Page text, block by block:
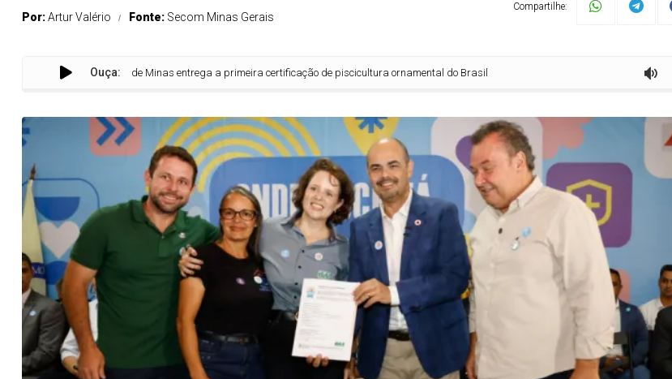
Por:Artur Valério Fonte: Secom Minas Gerais
Compartilhe:
Ouça:
Governo de Minas entrega a primeira certificação de piscicultura ornamental do Brasil